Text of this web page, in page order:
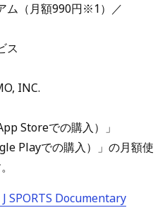
ム（月額990円※1）／
ス
INC.
Storeでの購入）」
Playでの購入）」の月額使
SPORTS Documentary